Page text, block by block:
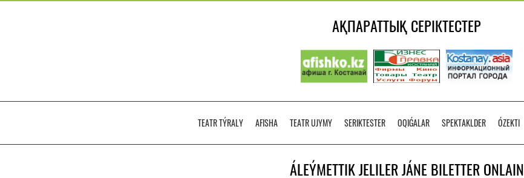
АҚПАРАТТЫҚ СЕРІКТЕСТЕР
TEATR TÝRALY AFISHA TEATR UJYMY SERIKTESTER OQIǴALAR SPEKTAKLDER ÓZEKTI
ÁLEÝMETTІK JELІLER JÁNE BILETTER ONLAIN